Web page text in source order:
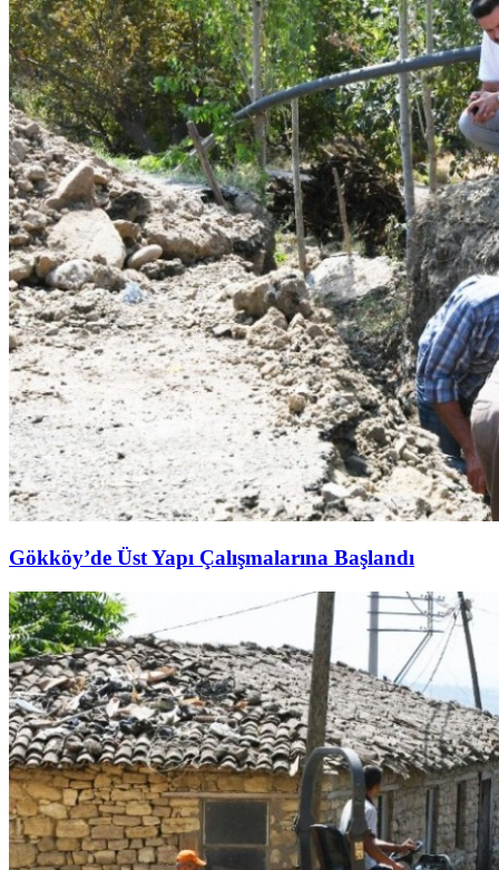
Gökköy’de Üst Yapı Çalışmalarına Başlandı